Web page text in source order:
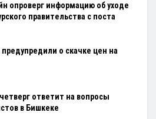
опроверг информацию об уходе
правительства с поста
предупредили о скачке цен на
ответит на вопросы
в Бишкеке